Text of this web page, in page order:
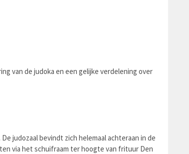
van de judoka en een gelijke verdelening over
judozaal bevindt zich helemaal achteraan in de
via het schuifraam ter hoogte van frituur Den